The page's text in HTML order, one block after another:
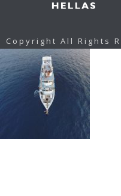
Copyright All Rights